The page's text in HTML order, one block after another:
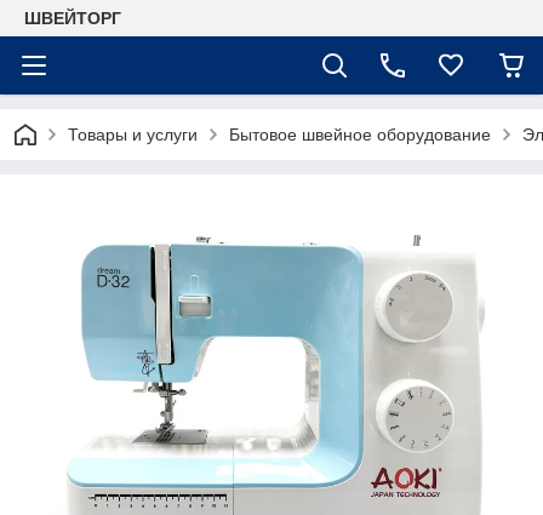
ШВЕЙТОРГ
Товары и услуги Бытовое швейное оборудование